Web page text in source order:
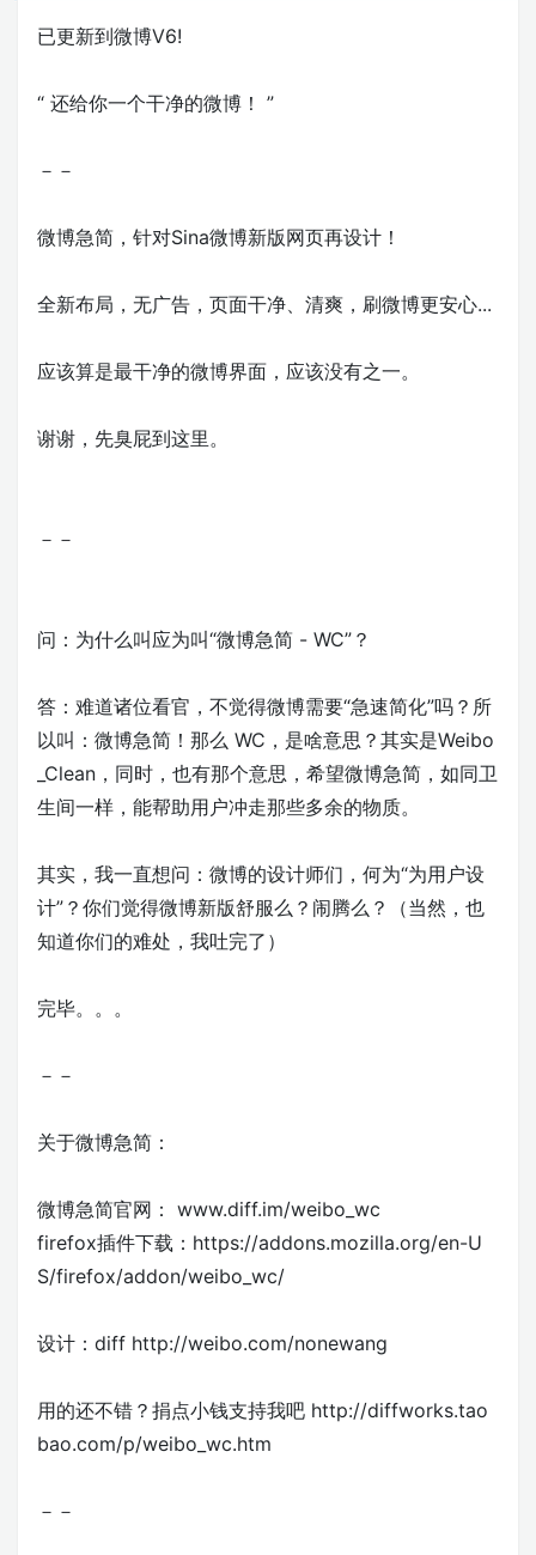
已更新到微博V6!
“ 还给你一个干净的微博！ ”
－－
微博急简，针对Sina微博新版网页再设计！
全新布局，无广告，页面干净、清爽，刷微博更安心...
应该算是最干净的微博界面，应该没有之一。
谢谢，先臭屁到这里。
－－
问：为什么叫应为叫“微博急简 - WC”？
答：难道诸位看官，不觉得微博需要“急速简化”吗？所
以叫：微博急简！那么 WC，是啥意思？其实是Weibo
_Clean，同时，也有那个意思，希望微博急简，如同卫
生间一样，能帮助用户冲走那些多余的物质。
其实，我一直想问：微博的设计师们，何为“为用户设
计”？你们觉得微博新版舒服么？闹腾么？（当然，也
知道你们的难处，我吐完了）
完毕。。。
－－
关于微博急简：
微博急简官网： www.diff.im/weibo_wc
firefox插件下载：https://addons.mozilla.org/en-U
S/firefox/addon/weibo_wc/
设计：diff http://weibo.com/nonewang
用的还不错？捐点小钱支持我吧 http://diffworks.tao
bao.com/p/weibo_wc.htm
－－